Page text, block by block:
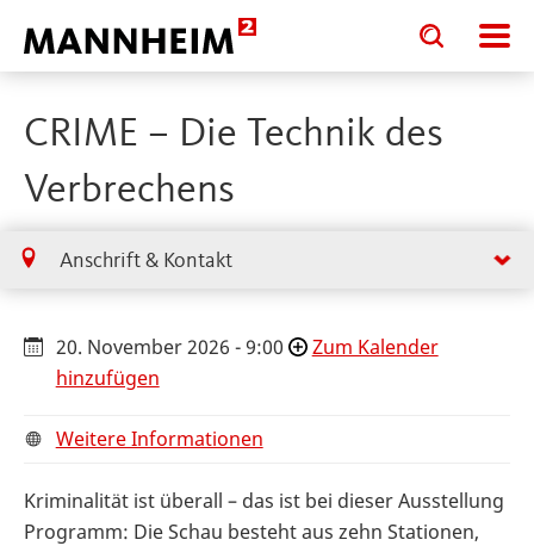
Toggle
search
input
Toggle
search
input
CRIME – Die Technik des
Verbrechens
Anschrift & Kontakt
20. November 2026 - 9:00
Zum Kalender
hinzufügen
Weitere Informationen
Kriminalität ist überall – das ist bei dieser Ausstellung
Programm: Die Schau besteht aus zehn Stationen,